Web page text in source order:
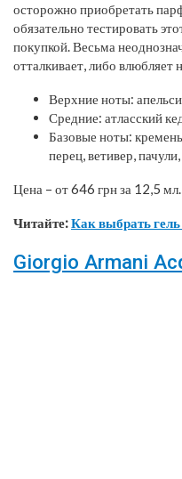
осторожно приобретать
обязательно тестировать
покупкой. Весьма
отталкивает, либо влюбляет
Верхние ноты:
Средние: атласский
Базовые ноты:
перец, ветивер,
Цена – от 646 грн за 12,5 мл.
Читайте:Как выбрать
Giorgio Armani